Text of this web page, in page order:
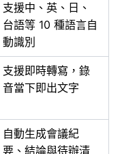
支援中、英、日、
台語等 10 種語言自
動識別
支援即時轉寫，錄
音當下即出文字
自動生成會議紀
要、結論與待辦清